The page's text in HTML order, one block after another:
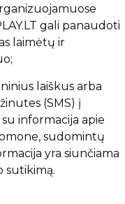
gali panaudoti
laimėtų ir
laiškus arba
(SMS) į
informacija apie
sudomintų
yra siunčiama
sutikimą.